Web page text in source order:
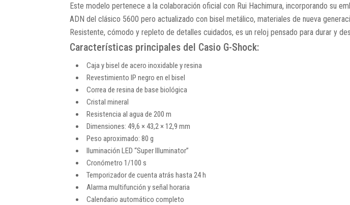
Este modelo pertenece a la colaboración oficial con Rui Hachimura, incorporando su
ADN del clásico 5600 pero actualizado con bisel metálico, materiales de nueva
Resistente, cómodo y repleto de detalles cuidados, es un reloj pensado para durar y
Características principales del Casio G-Shock:
Caja y bisel de acero inoxidable y resina
Revestimiento IP negro en el bisel
Correa de resina de base biológica
Cristal mineral
Resistencia al agua de 200 m
Dimensiones: 49,6 × 43,2 × 12,9 mm
Peso aproximado: 80 g
Iluminación LED “Super Illuminator”
Cronómetro 1/100 s
Temporizador de cuenta atrás hasta 24 h
Alarma multifunción y señal horaria
Calendario automático completo